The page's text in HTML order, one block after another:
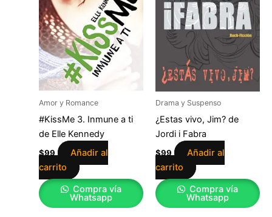
Amor y Romance
#KissMe 3. Inmune a ti
de Elle Kennedy
$99
Añadir al
carrito
Compra vía
Whatsapp
Drama y Suspenso
¿Estas vivo, Jim? de
Jordi i Fabra
$99
Añadir al
carrito
Compra vía
Whatsapp